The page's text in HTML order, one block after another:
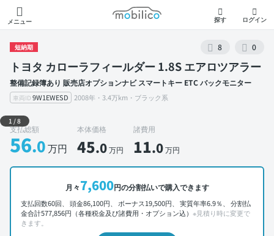
メニュー
モビリコ
探す ログイン
短納期 8 0
トヨタ カローラフィールダー 1.8S エアロツアラー
整備記録簿あり 販売店オプションナビ スマートキー ETC バックモニター
車両ID 9W1EWESD 2008年・3.4万km・ブラック系
外装 左前
1 /8
支払総額
56.0万円
本体価格
45.0万円
諸費用
11.0万円
月々7,600円の分割払いで購入できます
支払回数60回、 頭金86,100円、 ボーナス19,500円、 実質年率6.9％、 分割払
金合計577,856円（各種税金及び諸費用・オプション込） ※見積り時に変更で
きます。